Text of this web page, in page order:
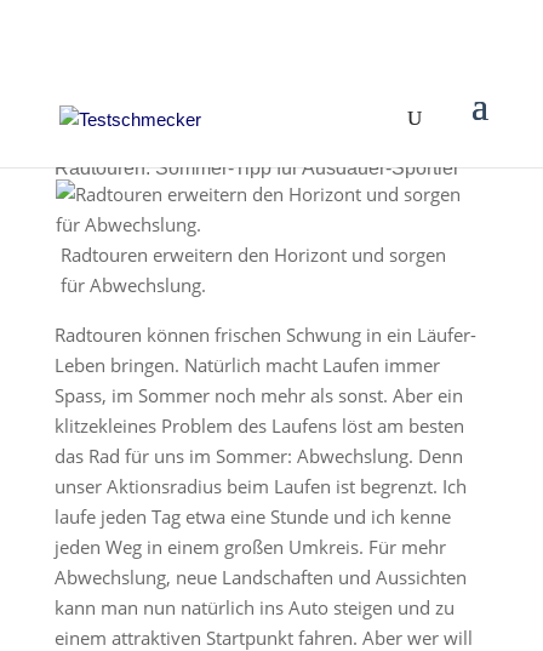
Radtouren: Sommer-Tipp für Ausdauer-Sportler
Radtouren erweitern den Horizont und sorgen
für Abwechslung.
Radtouren können frischen Schwung in ein Läufer-
Leben bringen. Natürlich macht Laufen immer
Spass, im Sommer noch mehr als sonst. Aber ein
klitzekleines Problem des Laufens löst am besten
das Rad für uns im Sommer: Abwechslung. Denn
unser Aktionsradius beim Laufen ist begrenzt. Ich
laufe jeden Tag etwa eine Stunde und ich kenne
jeden Weg in einem großen Umkreis. Für mehr
Abwechslung, neue Landschaften und Aussichten
kann man nun natürlich ins Auto steigen und zu
einem attraktiven Startpunkt fahren. Aber wer will